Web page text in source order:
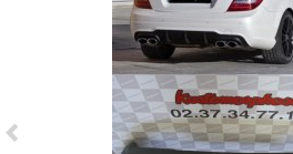
Ligne Cat-Back Active
Tube en H pour Ford